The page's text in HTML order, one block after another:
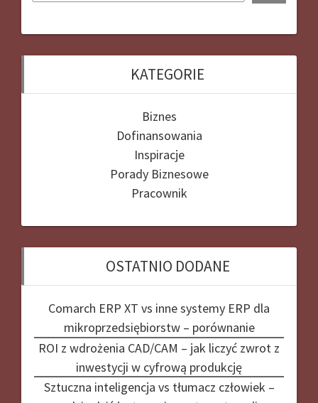
KATEGORIE
Biznes
Dofinansowania
Inspiracje
Porady Biznesowe
Pracownik
OSTATNIO DODANE
Comarch ERP XT vs inne systemy ERP dla
mikroprzedsiębiorstw – porównanie
ROI z wdrożenia CAD/CAM – jak liczyć zwrot z
inwestycji w cyfrową produkcję
Sztuczna inteligencja vs tłumacz człowiek –